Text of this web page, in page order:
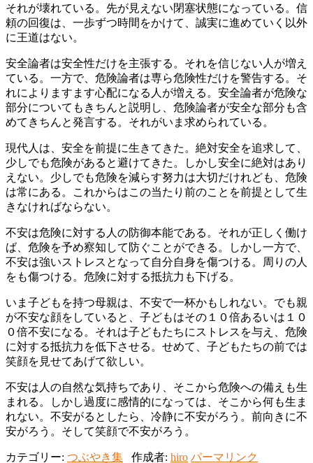
それが壊れている。先が見えない閉塞状態になっている。信
頼の回復は、一歩ずつ時間をかけて、誠実に進めていく以外
に王道はない。
安全論者は安全性だけを主張する。それを信じない人が増え
ている。一方で、危険論者は専ら危険性だけを警告する。そ
れによりますます心配になる人が増える。安全論者が危険な
部分についてもきちんと説明し、危険論者が安全な部分も含
めてきちんと発言する。それがいま求められている。
現代人は、安全を前提に生きてきた。絶対安全を追求して、
少しでも危険があると避けてきた。しかし安全に絶対はあり
えない。少しでも危険を減らす努力は大切だけれども、危険
は常にある。これからはこの当たり前のことを前提として生
きなければならない。
不安は危険に対する人の防御本能である。それが正しく働け
ば、危険を予め察知して防ぐことができる。しかし一方で、
不安は強いストレスとなって自分自身を傷つける。周りの人
をも傷つける。危険に対する抵抗力も下げる。
いま子どもを持つ母親は、不安で一杯かもしれない。でも親
が不安な顔をしていると、子どもはその１０倍あるいは１０
０倍不安になる。それは子どもたちにストレスを与え、危険
に対する抵抗力を低下させる。せめて、子どもたちの前では
笑顔を見せてあげて欲しい。
不安は人の自然な気持ちであり、そこから危険への備えも生
まれる。しかし過度に感情的になっては、そこから何も生ま
れない。不安がるとしたら、冷静に不安がろう。前向きに不
安がろう。そして笑顔で不安がろう。
カテゴリー: つぶやき集 作成者: hiro パーマリンク